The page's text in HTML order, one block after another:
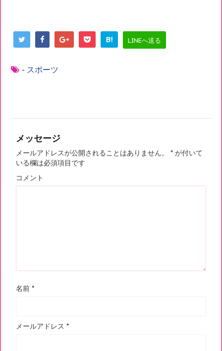
B! LINEへ送る
- スポーツ
メッセージ
メールアドレスが公開されることはありません。 * が付いて
いる欄は必須項目です
コメント
名前 *
メールアドレス *